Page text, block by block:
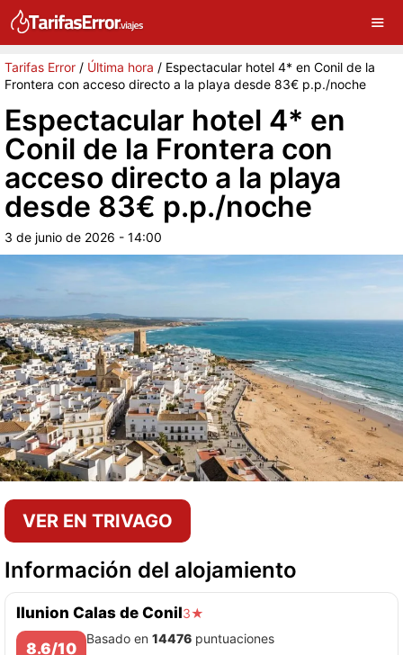
Tarifas Error / Última hora / Espectacular hotel 4* en Conil de la
Frontera con acceso directo a la playa desde 83€ p.p./noche
Espectacular hotel 4* en
Conil de la Frontera con
acceso directo a la playa
desde 83€ p.p./noche
3 de junio de 2026 - 14:00
VER EN TRIVAGO
Información del alojamiento
Ilunion Calas de Conil3★
8.6/10
Basado en 14476 puntuaciones
G Sigue a Tarifas Error en Google ×